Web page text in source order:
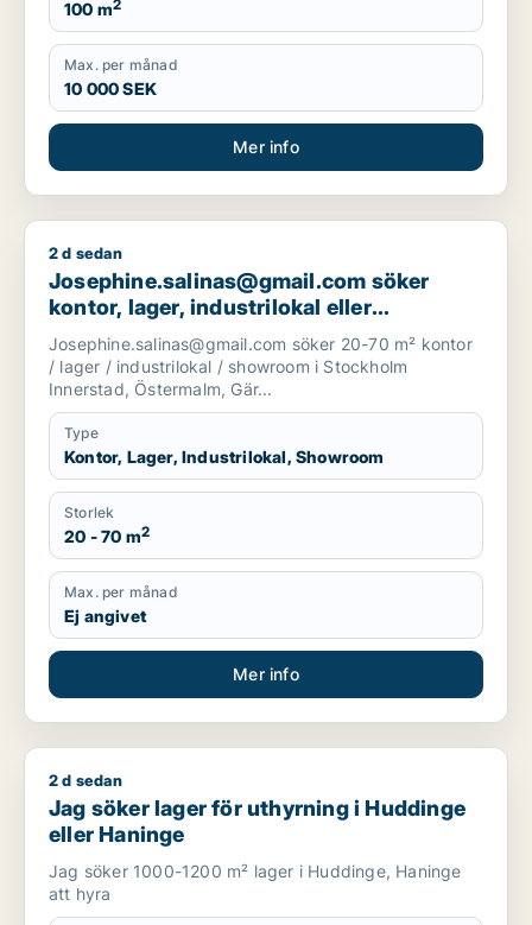
100 m2
Max. per månad
10 000 SEK
Mer info
Josephine.salinas@gmail.com söker kontor, lager,
2 d sedan
Josephine.salinas@gmail.com söker
kontor, lager, industrilokal eller
showroom för uthyrning i Stockholm
Innerstad, Östermalm eller
Gärdet/Djurgården m.fl.
Josephine.salinas@gmail.com söker 20-70 m² kontor
/ lager / industrilokal / showroom i Stockholm
Innerstad, Östermalm, Gär...
Type
Kontor, Lager, Industrilokal, Showroom
Storlek
20 - 70 m2
Max. per månad
Ej angivet
Mer info
Jag söker lager för uthyrning i Huddinge eller Haninge
2 d sedan
Jag söker lager för uthyrning i Huddinge
eller Haninge
Jag söker 1000-1200 m² lager i Huddinge, Haninge
att hyra